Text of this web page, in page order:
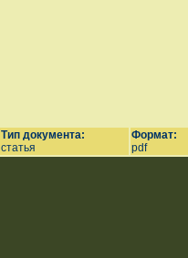
Тип документа:
статья
Формат:
pdf